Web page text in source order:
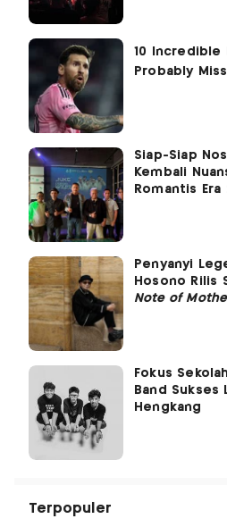
Siap-Siap
Kembali
Romantis Era
Penyanyi
Hosono Rilis
Note of
Fokus
Band Sukses
Hengkang
Terpopuler